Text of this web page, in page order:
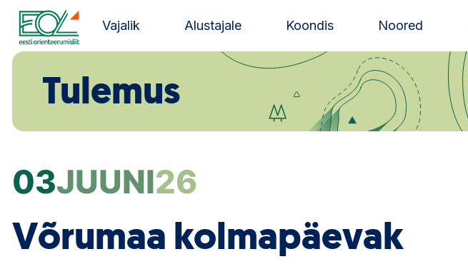
Liigu
juurde
Estonian Orienteering Federation
Vajalik Alustajale Koondis Noored
Tulemus
03JUUNI26
Võrumaa kolmapäevak